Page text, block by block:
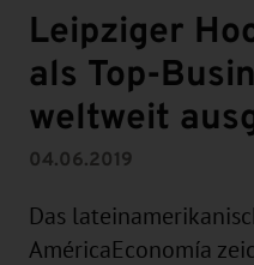
Leipziger
als Top-
weltweit
04.06.2019
Das
AméricaEconomía